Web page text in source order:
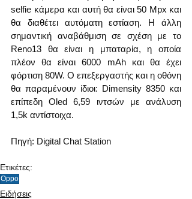
selfie κάμερα και αυτή θα είναι 50 Mpx και
θα διαθέτει αυτόματη εστίαση. Η άλλη
σημαντική αναβάθμιση σε σχέση με το
Reno13 θα είναι η μπαταρία, η οποία
πλέον θα είναι 6000 mAh και θα έχει
φόρτιση 80W. Ο επεξεργαστής και η οθόνη
θα παραμένουν ίδιοι: Dimensity 8350 και
επίπεδη Oled 6,59 ιντσών με ανάλυση
1,5k αντίστοιχα.
Πηγή: Digital Chat Station
Ετικέτες:
Oppo
Ειδήσεις